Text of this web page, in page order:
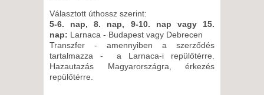
2026. OKTÓBER 07., SZERDA -
6 NAP / 5 ÉJSZAKA
2026. OKTÓBER 10., SZOMBAT
-
8 NAP / 7 ÉJSZAKA
Választott úthossz szerint:
5-6. nap, 8. nap, 9-10. nap vagy 15.
nap: Larnaca - Budapest vagy Debrecen
Transzfer - amennyiben a szerződés
tartalmazza - a Larnaca-i repülőtérre.
Hazautazás Magyarországra, érkezés
repülőtérre.